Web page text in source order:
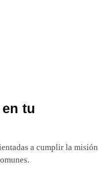
tu
a cumplir la misión